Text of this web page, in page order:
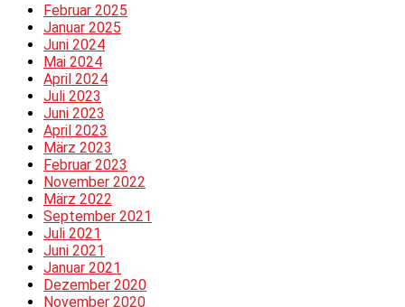
Februar 2025
Januar 2025
Juni 2024
Mai 2024
April 2024
Juli 2023
Juni 2023
April 2023
März 2023
Februar 2023
November 2022
März 2022
September 2021
Juli 2021
Juni 2021
Januar 2021
Dezember 2020
November 2020